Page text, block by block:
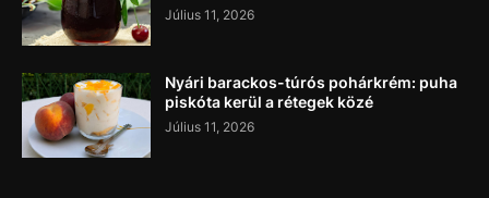
Július 11, 2026
Nyári barackos-túrós pohárkrém: puha
piskóta kerül a rétegek közé
Július 11, 2026